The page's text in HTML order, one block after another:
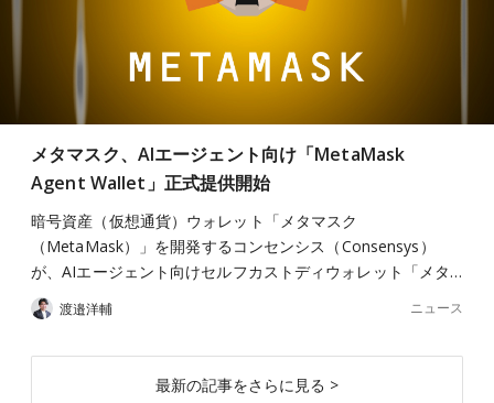
メタマスク、AIエージェント向け「MetaMask
Agent Wallet」正式提供開始
暗号資産（仮想通貨）ウォレット「メタマスク
（MetaMask）」を開発するコンセンシス（Consensys）
が、AIエージェント向けセルフカストディウォレット「メタ…
渡邉洋輔 ニュース
最新の記事をさらに見る >